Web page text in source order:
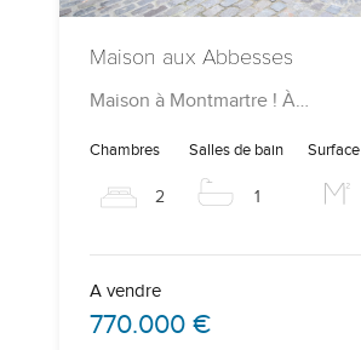
Maison aux Abbesses
Maison à Montmartre ! À…
Chambres
2
Salles de bain
1
Surface
A vendre
770.000 €